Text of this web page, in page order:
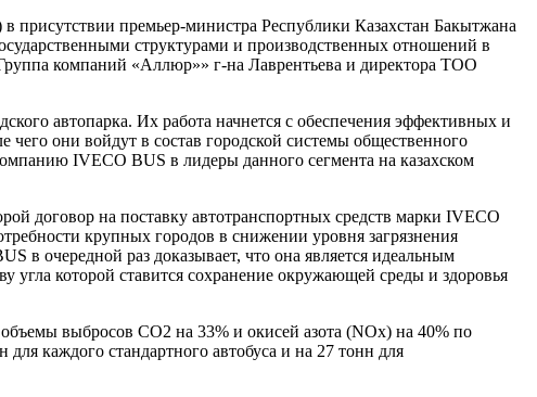
присутствии премьер-министра Республики Казахстан Бакытжана
структурами и производственных отношений в
компаний «Аллюр»» г-на Лаврентьева и директора ТОО
автопарка. Их работа начнется с обеспечения эффективных и
они войдут в состав городской системы общественного
IVECO BUS в лидеры данного сегмента на казахском
договор на поставку автотранспортных средств марки IVECO
крупных городов в снижении уровня загрязнения
в очередной раз доказывает, что она является идеальным
угла которой ставится сохранение окружающей среды и здоровья
выбросов CO2 на 33% и окисей азота (NOx) на 40% по
каждого стандартного автобуса и на 27 тонн для